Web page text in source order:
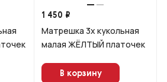
1 450 ₽
Матрешка 3х кукольная
малая ЖЁЛТЫЙ платочек
В корзину